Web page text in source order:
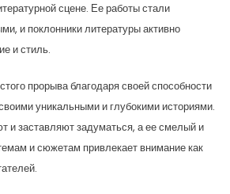
сцене. Ее работы стали
и поклонники литературы активно
и стиль.
прорыва благодаря своей способности
уникальными и глубокими историями.
и заставляют задуматься, а ее смелый и
и сюжетам привлекает внимание как